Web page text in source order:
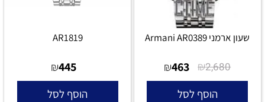
שעון ארמני Armani AR0389
₪2,680
₪463
הוסף לסל
AR1819
₪445
הוסף לסל